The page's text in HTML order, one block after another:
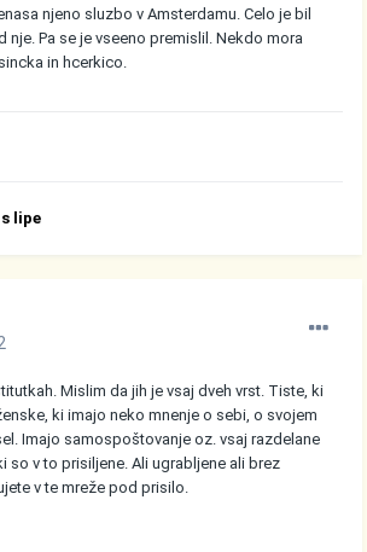
njeno sluzbo v Amsterdamu. Celo je bil
nje. Pa se je vseeno premislil. Nekdo mora
in hcerkico.
lipe
Mislim da jih je vsaj dveh vrst. Tiste, ki
ki imajo neko mnenje o sebi, o svojem
Imajo samospoštovanje oz. vsaj razdelane
so v to prisiljene. Ali ugrabljene ali brez
v te mreže pod prisilo.